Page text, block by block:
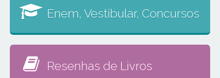
Enem, Vestibular, Concursos
Resenhas de Livros